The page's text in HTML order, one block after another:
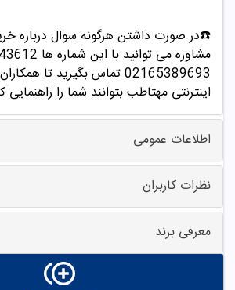
☎️در صورت داشتن هرگونه سوال درباره
02165389693تماس بگیرید تا
اینترنتی مهتاطب بتوانند شما را راهنمایی
اطلاعات عمومی
نظرات کاربران
معرفی برند